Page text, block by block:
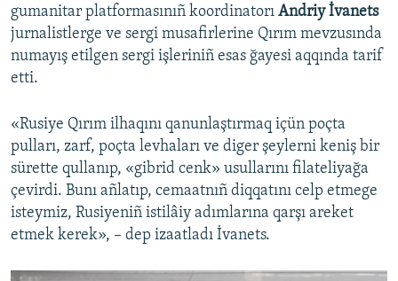
gumanitar platformasınıñ koordinatorı Andriy İvanets
jurnalistlerge ve sergi musafirlerine Qırım mevzusında
numayış etilgen sergi işleriniñ esas ğayesi aqqında tarif
etti.
«Rusiye Qırım ilhaqını qanunlaştırmaq içün poçta
pulları, zarf, poçta levhaları ve diger şeylerni keniş bir
sürette qullanıp, «gibrid cenk» usullarını filateliyağa
çevirdi. Bunı añlatıp, cemaatnıñ diqqatını celp etmege
isteymiz, Rusiyeniñ istilâiy adımlarına qarşı areket
etmek kerek», – dep izaatladı İvanets.